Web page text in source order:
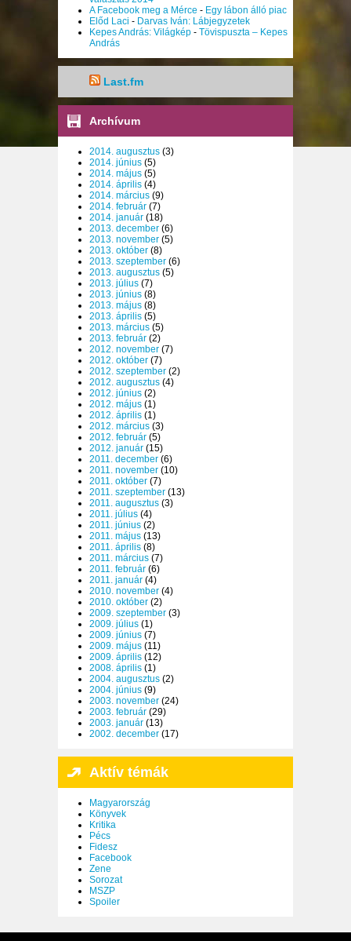
A Facebook meg a Mérce - Egy lábon álló piac
Előd Laci - Darvas Iván: Lábjegyzetek
Kepes András: Világkép - Tövispuszta – Kepes
András
Last.fm
Archívum
2014. augusztus (3)
2014. június (5)
2014. május (5)
2014. április (4)
2014. március (9)
2014. február (7)
2014. január (18)
2013. december (6)
2013. november (5)
2013. október (8)
2013. szeptember (6)
2013. augusztus (5)
2013. július (7)
2013. június (8)
2013. május (8)
2013. április (5)
2013. március (5)
2013. február (2)
2012. november (7)
2012. október (7)
2012. szeptember (2)
2012. augusztus (4)
2012. június (2)
2012. május (1)
2012. április (1)
2012. március (3)
2012. február (5)
2012. január (15)
2011. december (6)
2011. november (10)
2011. október (7)
2011. szeptember (13)
2011. augusztus (3)
2011. július (4)
2011. június (2)
2011. május (13)
2011. április (8)
2011. március (7)
2011. február (6)
2011. január (4)
2010. november (4)
2010. október (2)
2009. szeptember (3)
2009. július (1)
2009. június (7)
2009. május (11)
2009. április (12)
2008. április (1)
2004. augusztus (2)
2004. június (9)
2003. november (24)
2003. február (29)
2003. január (13)
2002. december (17)
Aktív témák
Magyarország
Könyvek
Kritika
Pécs
Fidesz
Facebook
Zene
Sorozat
MSZP
Spoiler